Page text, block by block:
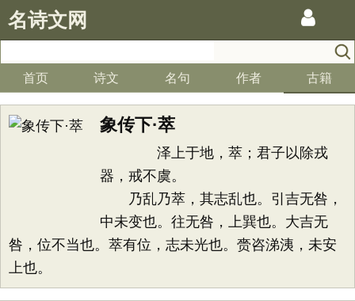
名诗文网
首页 诗文 名句 作者 古籍
象传下·萃
泽上于地，萃；君子以除戎
器，戒不虞。
乃乱乃萃，其志乱也。引吉无咎，
中未变也。往无咎，上巽也。大吉无
咎，位不当也。萃有位，志未光也。赍咨涕洟，未安
上也。